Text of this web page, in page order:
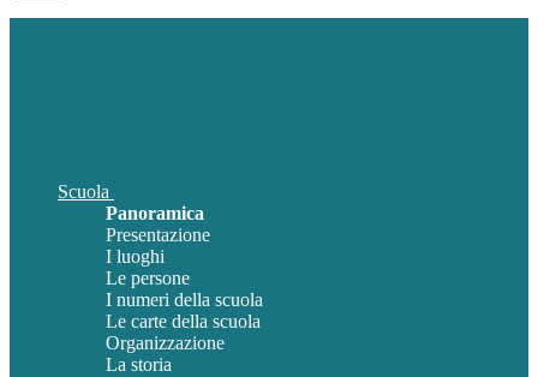
Scuola
Panoramica
Presentazione
I luoghi
Le persone
I numeri della scuola
Le carte della scuola
Organizzazione
La storia